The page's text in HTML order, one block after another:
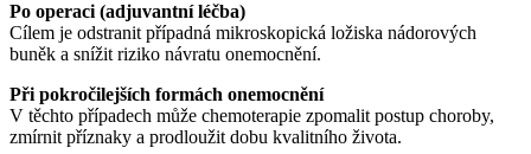
Po operaci (adjuvantní léčba)
Cílem je odstranit případná mikroskopická ložiska nádorových
buněk a snížit riziko návratu onemocnění.
Při pokročilejších formách onemocnění
V těchto případech může chemoterapie zpomalit postup choroby,
zmírnit příznaky a prodloužit dobu kvalitního života.